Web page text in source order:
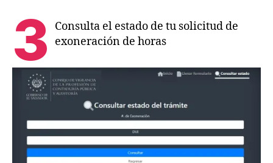
3
Consulta el estado de tu solicitud de
exoneración de horas